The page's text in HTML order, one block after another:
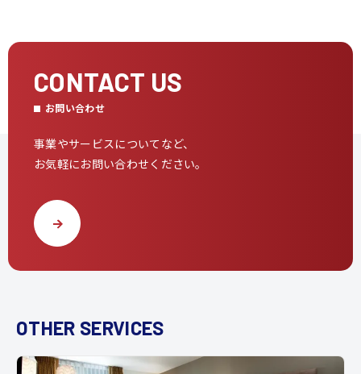
CONTACT US
お問い合わせ
事業やサービスについてなど、
お気軽にお問い合わせください。
OTHER SERVICES